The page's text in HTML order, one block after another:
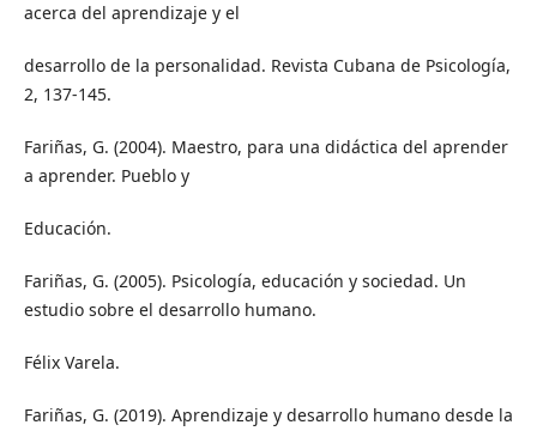
acerca del aprendizaje y el
desarrollo de la personalidad. Revista Cubana de Psicología,
2, 137-145.
Fariñas, G. (2004). Maestro, para una didáctica del aprender
a aprender. Pueblo y
Educación.
Fariñas, G. (2005). Psicología, educación y sociedad. Un
estudio sobre el desarrollo humano.
Félix Varela.
Fariñas, G. (2019). Aprendizaje y desarrollo humano desde la